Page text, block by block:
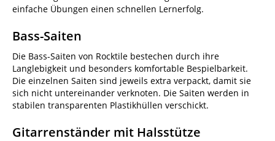
einfache Übungen einen schnellen Lernerfolg.
Bass-Saiten
Die Bass-Saiten von Rocktile bestechen durch ihre
Langlebigkeit und besonders komfortable Bespielbarkeit.
Die einzelnen Saiten sind jeweils extra verpackt, damit sie
sich nicht untereinander verknoten. Die Saiten werden in
stabilen transparenten Plastikhüllen verschickt.
Gitarrenständer mit Halsstütze